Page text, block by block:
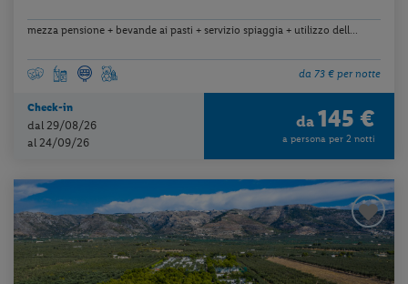
mezza pensione + bevande ai pasti + servizio spiaggia + utilizzo dell...
da 73 € per notte
Check-in
dal 29/08/26
al 24/09/26
da 145 €
a persona per 2 notti